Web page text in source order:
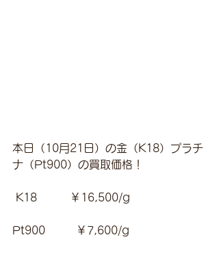
本日（10月21日）の金（K18）プラチ
ナ（Pt900）の買取価格！
K18　　　￥16,500/g
Pt900         ￥7,600/g